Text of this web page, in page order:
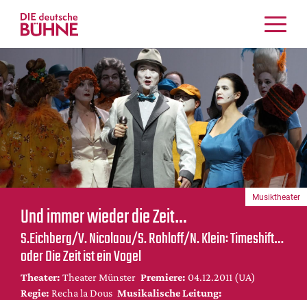
Kritiken
Schauspiel
Musiktheater
Tanz
Crossover
Bühnenwelt
Festivals & Veranstaltungen
Menschen & Theater
Themen
Internationales
Nachrufe
Medientipps
Und immer wieder die Zeit…
S.Eichberg/V. Nicolaou/S. Rohloff/N. Klein: Timeshift…
oder Die Zeit ist ein Vogel
Theater: Theater Münster Premiere: 04.12.2011 (UA)
Regie: Recha la Dous Musikalische Leitung:
Musiktheater